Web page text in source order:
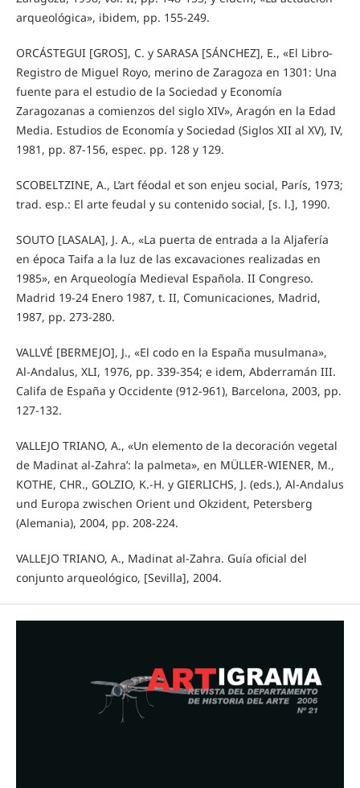
arqueológica», ibidem, pp. 155-249.
ORCÁSTEGUI [GROS], C. y SARASA [SÁNCHEZ], E., «El Libro-
Registro de Miguel Royo, merino de Zaragoza en 1301: Una
fuente para el estudio de la Sociedad y Economía
Zaragozanas a comienzos del siglo XIV», Aragón en la Edad
Media. Estudios de Economía y Sociedad (Siglos XII al XV), IV,
1981, pp. 87-156, espec. pp. 128 y 129.
SCOBELTZINE, A., L’art féodal et son enjeu social, París, 1973;
trad. esp.: El arte feudal y su contenido social, [s. l.], 1990.
SOUTO [LASALA], J. A., «La puerta de entrada a la Aljafería
en época Taifa a la luz de las excavaciones realizadas en
1985», en Arqueología Medieval Española. II Congreso.
Madrid 19-24 Enero 1987, t. II, Comunicaciones, Madrid,
1987, pp. 273-280.
VALLVÉ [BERMEJO], J., «El codo en la España musulmana»,
Al-Andalus, XLI, 1976, pp. 339-354; e idem, Abderramán III.
Califa de España y Occidente (912-961), Barcelona, 2003, pp.
127-132.
VALLEJO TRIANO, A., «Un elemento de la decoración vegetal
de Madinat al-Zahra’: la palmeta», en MÜLLER-WIENER, M.,
KOTHE, CHR., GOLZIO, K.-H. y GIERLICHS, J. (eds.), Al-Andalus
und Europa zwischen Orient und Okzident, Petersberg
(Alemania), 2004, pp. 208-224.
VALLEJO TRIANO, A., Madinat al-Zahra. Guía oficial del
conjunto arqueológico, [Sevilla], 2004.